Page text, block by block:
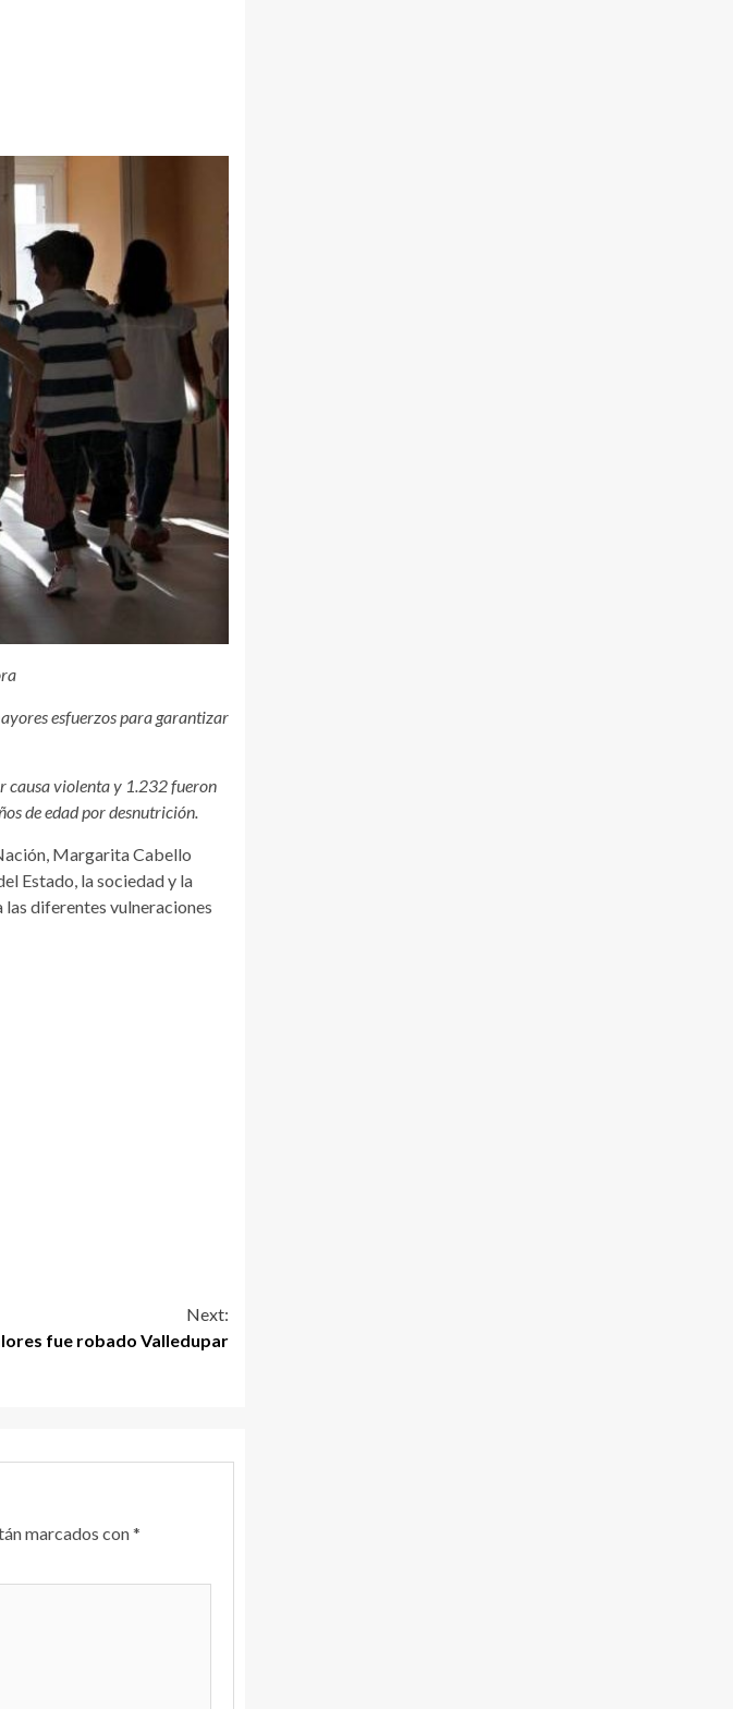
esfuerzos para garantizar
causa violenta y 1.232 fueron
de edad por desnutrición.
Margarita Cabello
Estado, la sociedad y la
diferentes vulneraciones
Next:
fue robado Valledupar
marcados con*